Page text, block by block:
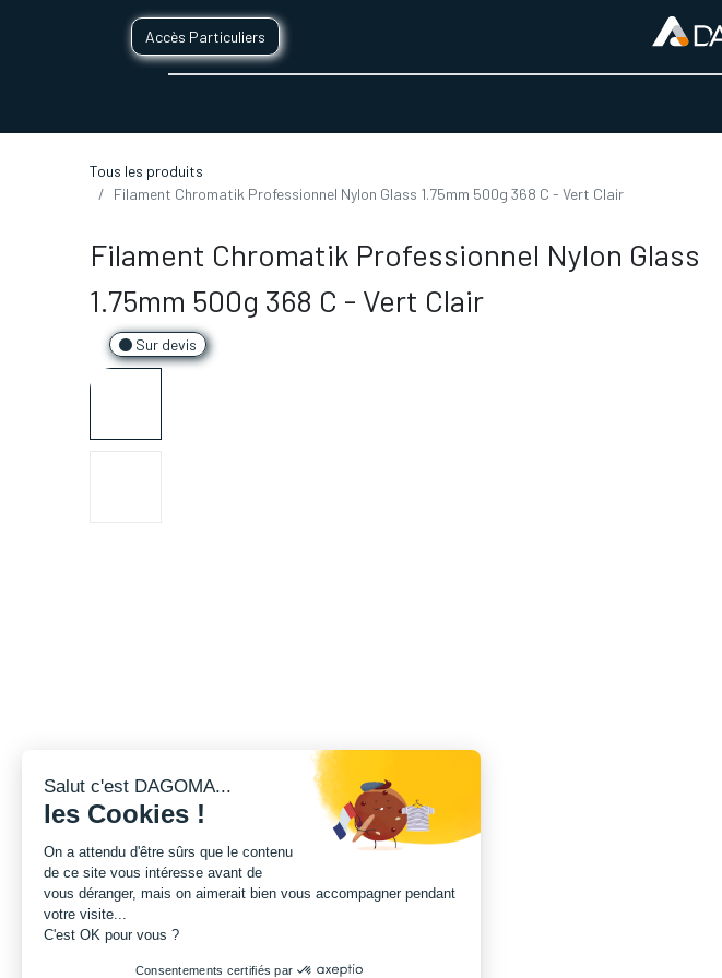
Accès Particuliers
Tous les produits
Filament Chromatik Professionnel Nylon Glass 1.75mm 500g 368 C - Vert Clair
Filament Chromatik Professionnel Nylon Glass
1.75mm 500g 368 C - Vert Clair
Sur devis
Salut c'est DAGOMA...
les Cookies !
On a attendu d'être sûrs que le contenu
de ce site vous intéresse avant de
vous déranger, mais on aimerait bien vous accompagner pendant
votre visite...
C'est OK pour vous ?
Consentements certifiés par